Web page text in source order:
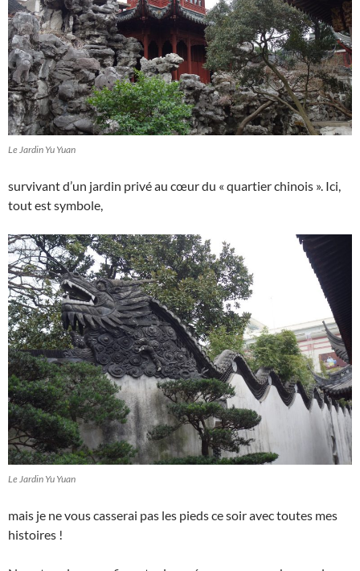
Le Jardin Yu Yuan
survivant d’un jardin privé au cœur du « quartier chinois ». Ici,
tout est symbole,
Le Jardin Yu Yuan
mais je ne vous casserai pas les pieds ce soir avec toutes mes
histoires !